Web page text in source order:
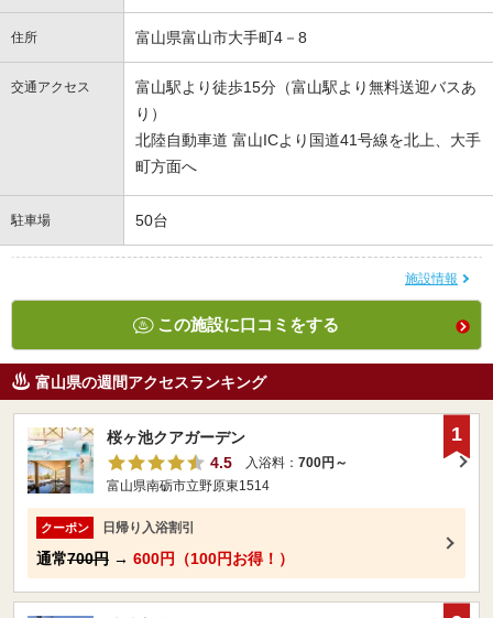
住所 富山県富山市大手町4－8
交通アクセス
富山駅より徒歩15分（富山駅より無料送迎バスあ
り）
北陸自動車道 富山ICより国道41号線を北上、大手
町方面へ
駐車場 50台
施設情報
この施設に口コミをする
富山県の週間アクセスランキング
桜ヶ池クアガーデン
4.5
入浴料： 700円～
富山県南砺市立野原東1514
クーポン 日帰り入浴割引
通常700円 → 600円（100円お得！）
1